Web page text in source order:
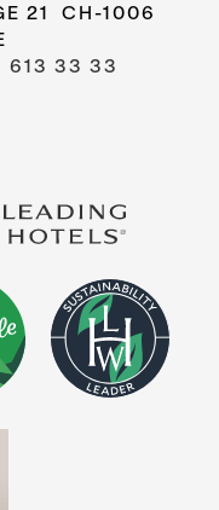
21 CH-1006
613 33 33